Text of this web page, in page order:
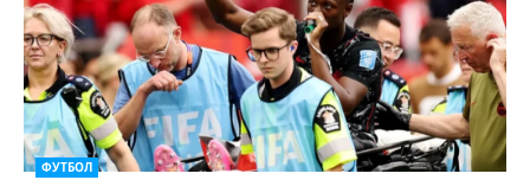
ФУТБОЛ